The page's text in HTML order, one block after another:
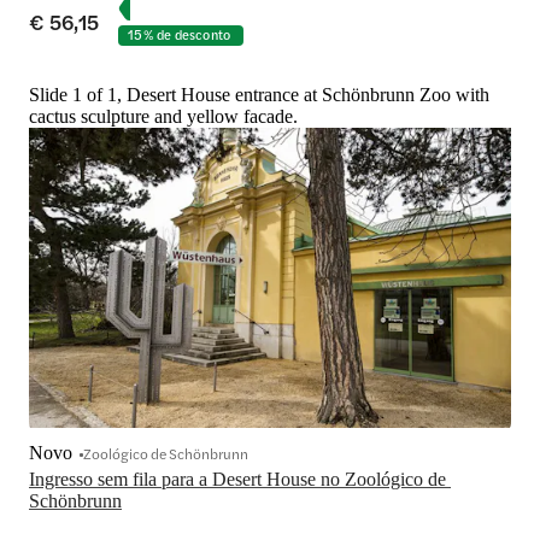
€ 56,15 15% de desconto
Slide 1 of 1, Desert House entrance at Schönbrunn Zoo with
cactus sculpture and yellow facade.
Ingresso sem fila para a Desert House no Zoológico de
Schönbrunn
Novo Zoológico de Schönbrunn